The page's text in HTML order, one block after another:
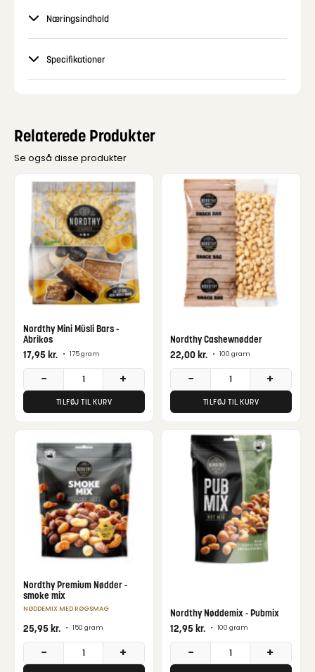
Næringsindhold
Specifikationer
Relaterede Produkter
Se også disse produkter
Nordthy Mini Müsli Bars -
Abrikos
17,95kr. • 175 gram
− +
TILFØJ TIL KURV
Nordthy Cashewnødder
22,00kr. • 100 gram
− +
TILFØJ TIL KURV
Nordthy Premium Nødder -
smoke mix
NØDDEMIX MED RØGSMAG
25,95kr. • 150 gram
− +
Nordthy Nøddemix - Pubmix
12,95kr. • 100 gram
− +